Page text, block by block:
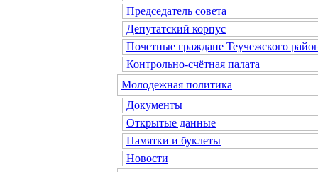
Председатель совета
Депутатский корпус
Почетные граждане Теучежского
Контрольно-счётная палата
Молодежная политика
Документы
Открытые данные
Памятки и буклеты
Новости